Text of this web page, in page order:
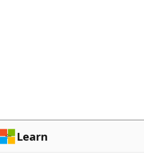
Learn